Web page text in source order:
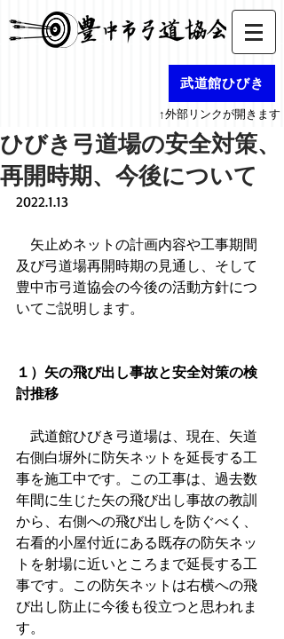
武道館ひびき
↑外部リンクが開きます
ひびき弓道場の安全対策、
再開時期、今後について
2022.1.13
矢止めネットの計画内容や工事期間
及び弓道場再開時期の見通し、そして
豊中市弓道協会の今後の活動方針につ
いてご説明します。
１）矢の飛び出し事故と安全対策の検
討推移
武道館ひびき弓道場は、現在、矢道
右側白塀外に防矢ネットを延長する工
事を施工中です。この工事は、過去数
年間に生じた矢の飛び出し事故の教訓
から、右側への飛び出しを防ぐべく、
右看的小屋付近にある既存の防矢ネッ
トを射場に近いところまで延長する工
事です。この防矢ネットは右横への飛
び出し防止に今後も役立つと思われま
す。